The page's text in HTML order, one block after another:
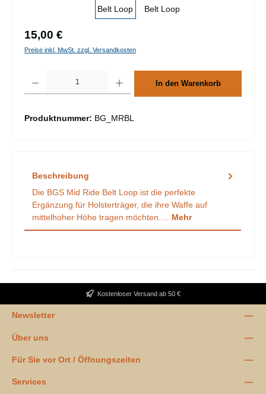
Regulärer Preis:
15,00 €
Preise inkl. MwSt. zzgl. Versandkosten
In den Warenkorb
Produktnummer: BG_MRBL
Beschreibung
Die BGS Mid Ride Belt Loop ist die perfekte
Ergänzung für Holsterträger, die ihre Waffe auf
mittelhoher Höhe tragen möchten.… Mehr
Kostenloser Versand ab 50 €
Newsletter
Über uns
Für Sie vor Ort / Öffnungszeiten
Services